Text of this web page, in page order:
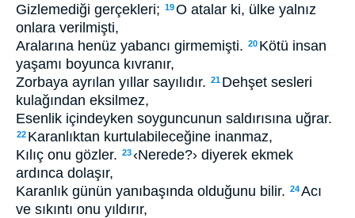
Gizlemediği gerçekleri; 19O atalar ki, ülke yalnız
onlara verilmişti,
Aralarına henüz yabancı girmemişti. 20 Kötü insan
yaşamı boyunca kıvranır,
Zorbaya ayrılan yıllar sayılıdır. 21 Dehşet sesleri
kulağından eksilmez,
Esenlik içindeyken soyguncunun saldırısına uğrar.
22 Karanlıktan kurtulabileceğine inanmaz,
Kılıç onu gözler. 23‹Nerede?› diyerek ekmek
ardınca dolaşır,
Karanlık günün yanıbaşında olduğunu bilir. 24Acı
ve sıkıntı onu yıldırır,